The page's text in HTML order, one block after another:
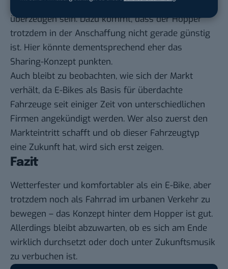
nicht auf ihre Kosten kommen und schwer zu
überzeugen sein. Dazu kommt, dass der Hopper
trotzdem in der Anschaffung nicht gerade günstig
ist. Hier könnte dementsprechend eher das
Sharing-Konzept punkten.
Auch bleibt zu beobachten, wie sich der Markt
verhält, da E-Bikes als Basis für überdachte
Fahrzeuge seit einiger Zeit von unterschiedlichen
Firmen angekündigt werden. Wer also zuerst den
Markteintritt schafft und ob dieser Fahrzeugtyp
eine Zukunft hat, wird sich erst zeigen.
Fazit
Wetterfester und komfortabler als ein E-Bike, aber
trotzdem noch als Fahrrad im urbanen Verkehr zu
bewegen – das Konzept hinter dem Hopper ist gut.
Allerdings bleibt abzuwarten, ob es sich am Ende
wirklich durchsetzt oder doch unter Zukunftsmusik
zu verbuchen ist.